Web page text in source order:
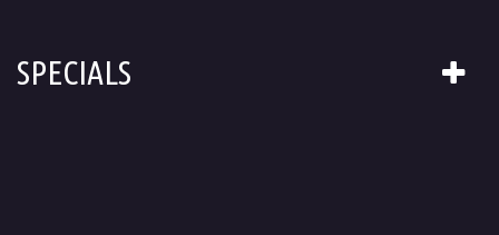
SPECIALS